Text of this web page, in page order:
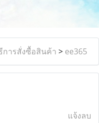
การสั่งซื้อสินค้า > ee365
แจ้งลบ